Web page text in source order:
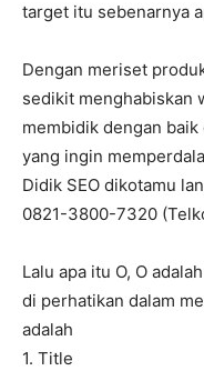
target itu sebenarnya
Dengan meriset
sedikit menghabiskan
membidik dengan baik
yang ingin
Didik SEO dikotamu
0821-3800-7320
Lalu apa itu O, O
di perhatikan dalam
adalah
1. Title